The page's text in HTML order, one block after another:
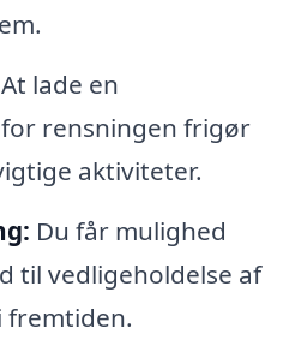
At lade en
rensningen frigør
aktiviteter.
Du får mulighed
til vedligeholdelse af